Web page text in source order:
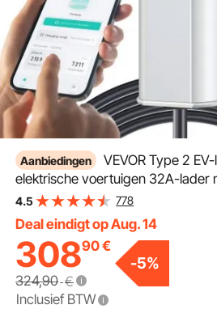
Aanbiedingen
VEVOR Type 2
elektrische voertuigen 32A-lader
Wallbox 7,36 kW (enkele fase) / 22
laadkabel EV-laadstation 4 niveaus
stroomaanpassing (16 A / 20 A /
4.5 778
Deal eindigt op Aug. 14
30890€
324,90 €
-5%
Inclusief BTW